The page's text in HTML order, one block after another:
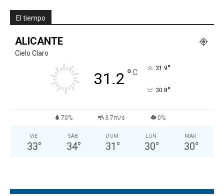
El tiempo
ALICANTE
Cielo Claro
31.2 °C 31.9°
30.8°
70% 3.7m/s 0%
VIE
33°
SÁB
34°
DOM
31 °
LUN
30°
MAR
30°